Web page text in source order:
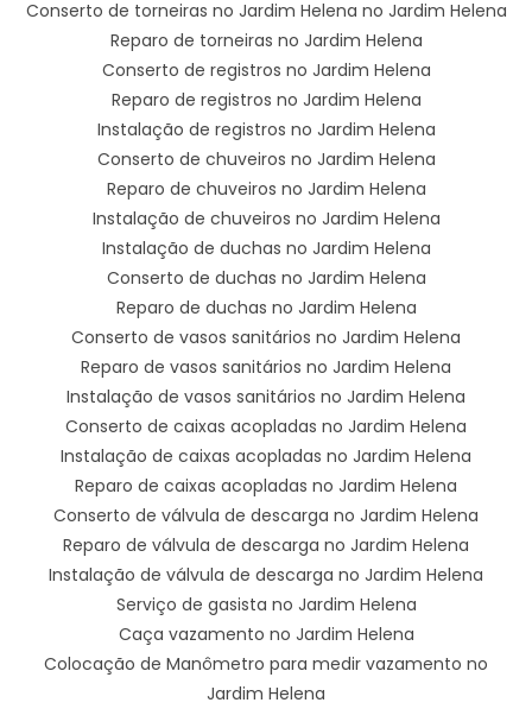
Conserto de torneiras no Jardim Helena no Jardim Helena
Reparo de torneiras no Jardim Helena
Conserto de registros no Jardim Helena
Reparo de registros no Jardim Helena
Instalação de registros no Jardim Helena
Conserto de chuveiros no Jardim Helena
Reparo de chuveiros no Jardim Helena
Instalação de chuveiros no Jardim Helena
Instalação de duchas no Jardim Helena
Conserto de duchas no Jardim Helena
Reparo de duchas no Jardim Helena
Conserto de vasos sanitários no Jardim Helena
Reparo de vasos sanitários no Jardim Helena
Instalação de vasos sanitários no Jardim Helena
Conserto de caixas acopladas no Jardim Helena
Instalação de caixas acopladas no Jardim Helena
Reparo de caixas acopladas no Jardim Helena
Conserto de válvula de descarga no Jardim Helena
Reparo de válvula de descarga no Jardim Helena
Instalação de válvula de descarga no Jardim Helena
Serviço de gasista no Jardim Helena
Caça vazamento no Jardim Helena
Colocação de Manômetro para medir vazamento no
Jardim Helena